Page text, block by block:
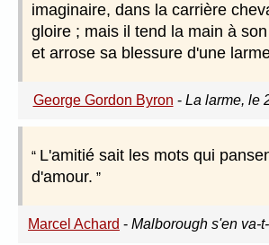
imaginaire, dans la carrière
gloire ; mais il tend la main à
et arrose sa blessure d'une
George Gordon Byron - La larme, le
L'amitié sait les mots qui
d'amour.
Marcel Achard - Malborough s'en va-